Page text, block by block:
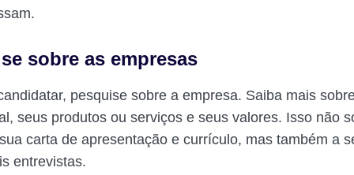
sobre as empresas
pesquise sobre a empresa. Saiba mais
seus produtos ou serviços e seus valores. Isso não
carta de apresentação e currículo, mas também a
entrevistas.